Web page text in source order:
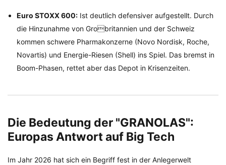
Euro STOXX 600: Ist deutlich defensiver aufgestellt. Durch
die Hinzunahme von Grobritannien und der Schweiz
kommen schwere Pharmakonzerne (Novo Nordisk, Roche,
Novartis) und Energie-Riesen (Shell) ins Spiel. Das bremst in
Boom-Phasen, rettet aber das Depot in Krisenzeiten.
Die Bedeutung der "GRANOLAS":
Europas Antwort auf Big Tech
Im Jahr 2026 hat sich ein Begriff fest in der Anlegerwelt